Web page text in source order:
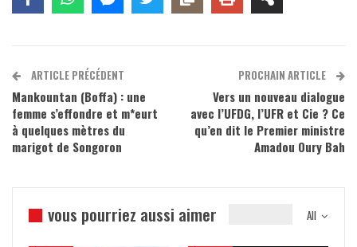
ARTICLE PRÉCÉDENT
Mankountan (Boffa) : une
femme s’effondre et m*eurt
à quelques mètres du
marigot de Songoron
PROCHAIN ARTICLE
Vers un nouveau dialogue
avec l’UFDG, l’UFR et Cie ? Ce
qu’en dit le Premier ministre
Amadou Oury Bah
All
vous pourriez aussi aimer